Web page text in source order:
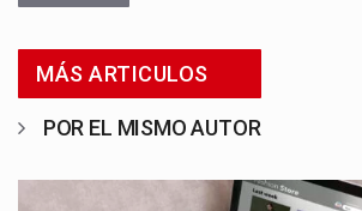
MÁS ARTICULOS
POR EL MISMO AUTOR